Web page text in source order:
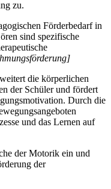
zu.
Förderbedarf in
sind spezifische
die körperlichen
der Schüler und fördert
Durch die
und das Lernen auf
der Motorik ein und
der